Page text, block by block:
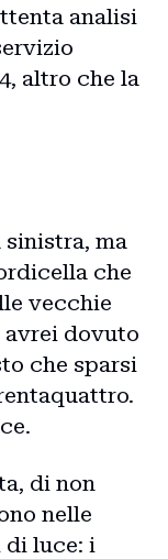
analisi
altro che la
ma
che
vecchie
avrei dovuto
che sparsi
di non
nelle
di luce: i